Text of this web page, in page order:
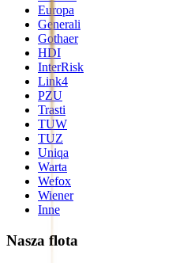
Europa
Generali
Gothaer
HDI
InterRisk
Link4
PZU
Trasti
TUW
TUZ
Uniqa
Warta
Wefox
Wiener
Inne
Nasza flota